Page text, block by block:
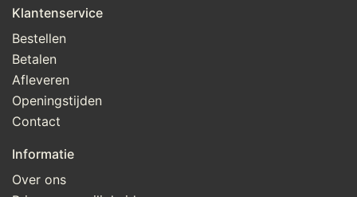
Klantenservice
Bestellen
Betalen
Afleveren
Openingstijden
Contact
Informatie
Over ons